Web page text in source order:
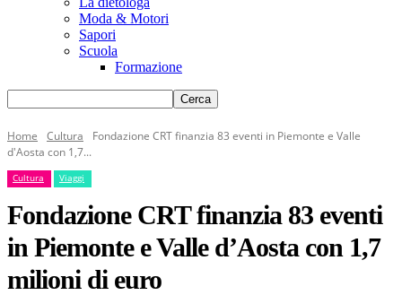
Moda & Motori
Sapori
Scuola
Formazione
Home Cultura
Fondazione CRT finanzia 83 eventi in Piemonte e Valle
d'Aosta con 1,7...
Cultura Viaggi
Fondazione CRT finanzia 83 eventi
in Piemonte e Valle d’Aosta con 1,7
milioni di euro